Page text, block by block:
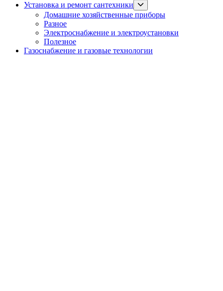
Установка и ремонт сантехники
sub
menu
Домашние хозяйственные приборы
Разное
Электроснабжение и электроустановки
Полезное
Газоснабжение и газовые технологии